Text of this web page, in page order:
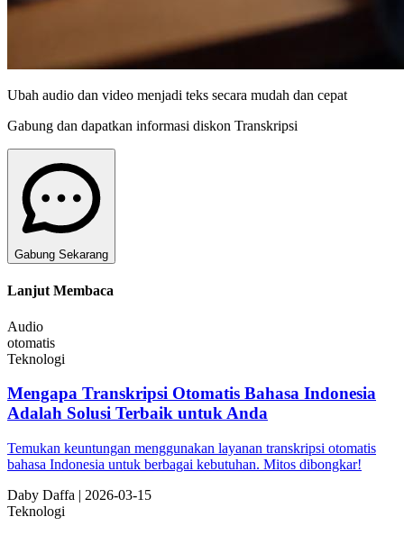
Ubah audio dan video menjadi teks secara mudah dan cepat
Gabung dan dapatkan informasi diskon Transkripsi
Gabung Sekarang
Lanjut Membaca
Audio
otomatis
Teknologi
Mengapa Transkripsi Otomatis Bahasa Indonesia
Adalah Solusi Terbaik untuk Anda
Temukan keuntungan menggunakan layanan transkripsi otomatis
bahasa Indonesia untuk berbagai kebutuhan. Mitos dibongkar!
Daby Daffa | 2026-03-15
Teknologi